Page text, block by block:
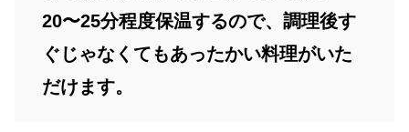
20〜25分程度保温するので、調理後す
ぐじゃなくてもあったかい料理がいた
だけます。